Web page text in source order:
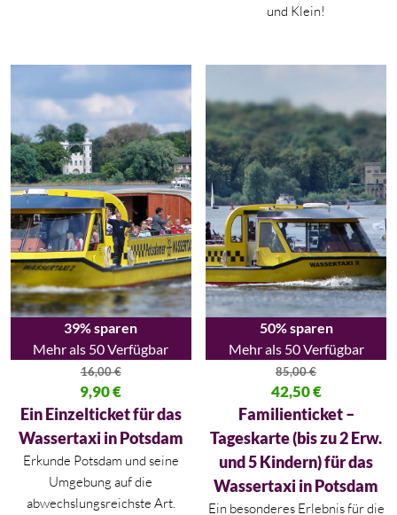
und Klein!
39% sparen
Mehr als 50 Verfügbar
16,00€
Ursprünglicher Preis war: 16,00 €
9,90€
Aktueller Preis ist: 9,90 €.
Ein Einzelticket für das
Wassertaxi in Potsdam
Erkunde Potsdam und seine
Umgebung auf die
abwechslungsreichste Art.
50% sparen
Mehr als 50 Verfügbar
85,00€
Ursprünglicher Preis war:
42,50€
Aktueller Preis ist: 42,50 €.
Familienticket –
Tageskarte (bis zu 2 Erw.
und 5 Kindern) für das
Wassertaxi in Potsdam
Ein besonderes Erlebnis für die